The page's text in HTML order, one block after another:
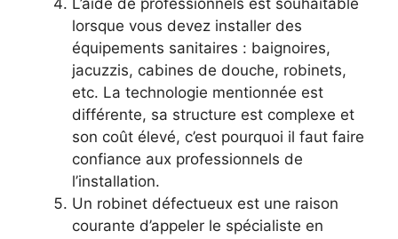
L’aide de professionnels est souhaitable
lorsque vous devez installer des
équipements sanitaires : baignoires,
jacuzzis, cabines de douche, robinets,
etc. La technologie mentionnée est
différente, sa structure est complexe et
son coût élevé, c’est pourquoi il faut faire
confiance aux professionnels de
l’installation.
Un robinet défectueux est une raison
courante d’appeler le spécialiste en